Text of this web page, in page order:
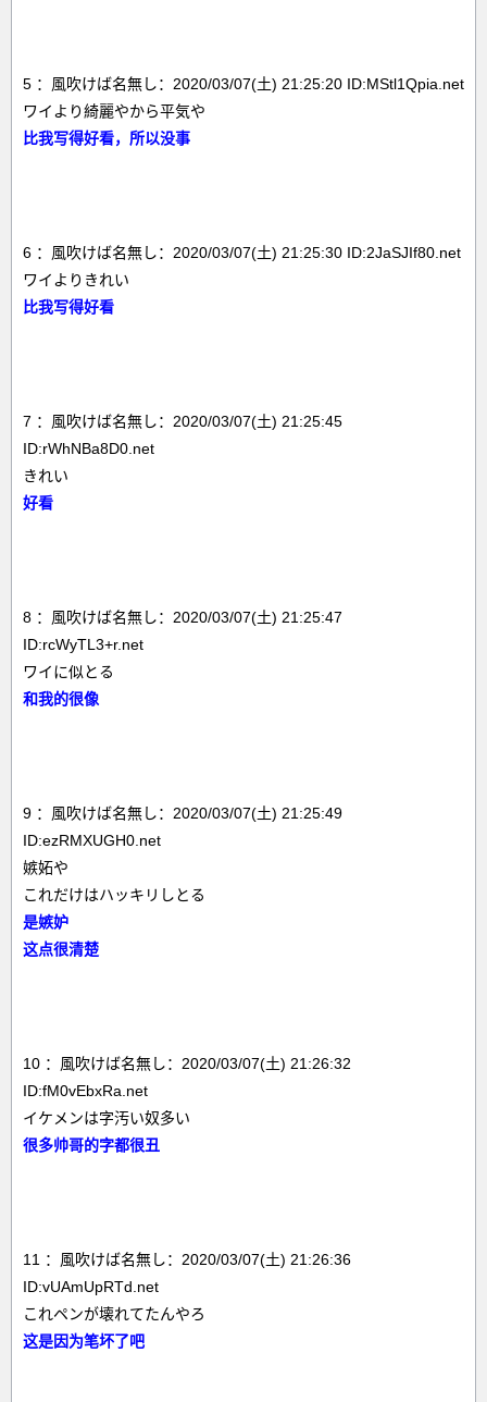
5 ：風吹けば名無し：2020/03/07(土) 21:25:20 ID:MStl1Qpia.net
ワイより綺麗やから平気や
比我写得好看，所以没事
6 ：風吹けば名無し：2020/03/07(土) 21:25:30 ID:2JaSJIf80.net
ワイよりきれい
比我写得好看
7 ：風吹けば名無し：2020/03/07(土) 21:25:45
ID:rWhNBa8D0.net
きれい
好看
8 ：風吹けば名無し：2020/03/07(土) 21:25:47
ID:rcWyTL3+r.net
ワイに似とる
和我的很像
9 ：風吹けば名無し：2020/03/07(土) 21:25:49
ID:ezRMXUGH0.net
嫉妬や
これだけはハッキリしとる
是嫉妒
这点很清楚
10 ：風吹けば名無し：2020/03/07(土) 21:26:32
ID:fM0vEbxRa.net
イケメンは字汚い奴多い
很多帅哥的字都很丑
11 ：風吹けば名無し：2020/03/07(土) 21:26:36
ID:vUAmUpRTd.net
これペンが壊れてたんやろ
这是因为笔坏了吧